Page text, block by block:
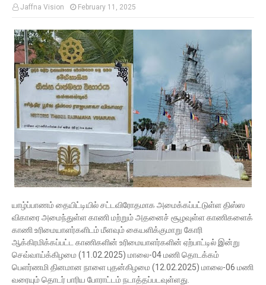
Jaffna Vision February 11, 2025
யாழ்ப்பாணம் தையிட்டியில் சட்டவிரோதமாக அமைக்கப்பட்டுள்ள திஸ்ஸ
விகாரை அமைந்துள்ள காணி மற்றும் அதனைச் சூழவுள்ள காணிகளைக்
காணி உரிமையாளர்களிடம் மீளவும் கையளிக்குமாறு கோரி
ஆக்கிரமிக்கப்பட்ட காணிகளின் உரிமையாளர்களின் ஏற்பாட்டில் இன்று
செவ்வாய்க்கிழமை (11.02.2025) மாலை-04 மணி தொடக்கம்
பெளர்ணமி தினமான நாளை புதன்கிழமை (12.02.2025) மாலை-06 மணி
வரையும் தொடர் பாரிய போராட்டம் நடாத்தப்படவுள்ளது.